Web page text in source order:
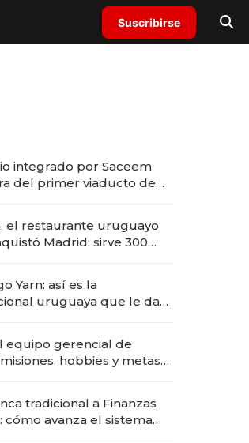
Suscribirse
integrado por Saceem
del primer viaducto de
el restaurante uruguayo
Madrid: sirve 300
apertura
Yarn: así es la
uruguaya que le da
equipo gerencial de
hobbies y metas
tradicional a Finanzas
cómo avanza el sistema